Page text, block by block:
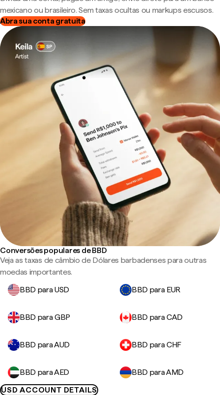
mexicano ou brasileiro. Sem taxas ocultas ou markups escusos.
Abra sua conta gratuita
Conversões populares de BBD
Veja as taxas de câmbio de Dólares barbadenses para outras
moedas importantes.
BBD para USD
BBD para EUR
BBD para GBP BBD para CAD
BBD para AUD BBD para CHF
BBD para AED
BBD para AMD
USD ACCOUNT DETAILS